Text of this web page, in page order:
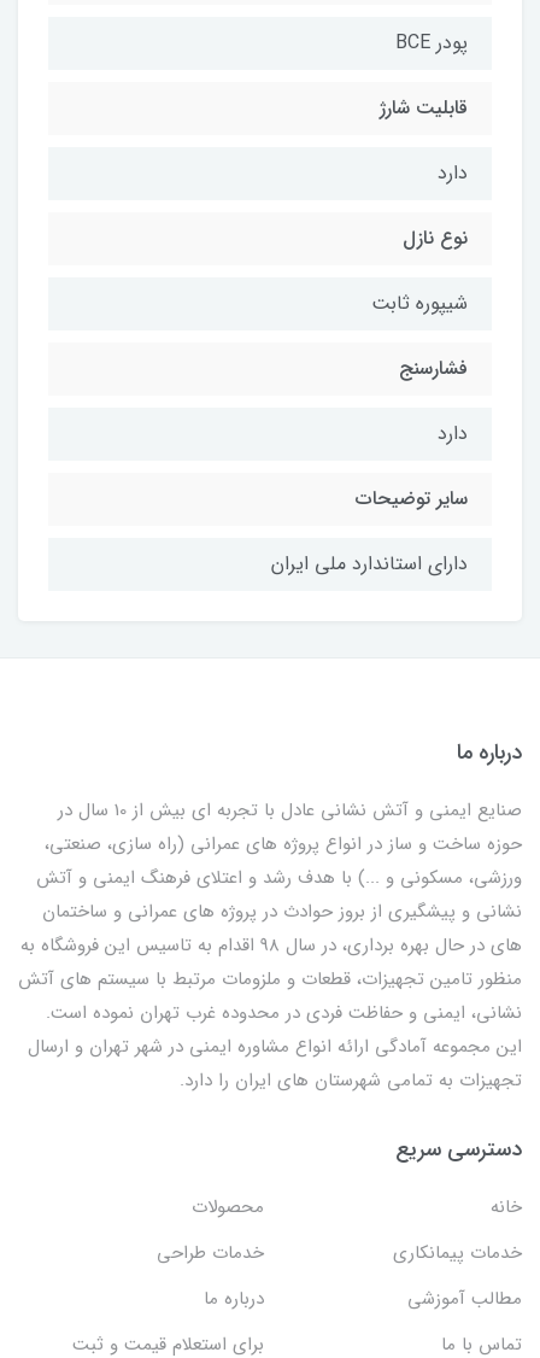
پودر BCE
قابلیت شارژ
دارد
نوع نازل
شیپوره ثابت
فشارسنج
دارد
سایر توضیحات
دارای استاندارد ملی ایران
درباره ما
صنایع ایمنی و آتش نشانی عادل با تجربه ای بیش از 10 سال در
حوزه ساخت و ساز در انواع پروژه های عمرانی (راه سازی، صنعتی،
ورزشی، مسکونی و ...) با هدف رشد و اعتلای فرهنگ ایمنی و آتش
نشانی و پیشگیری از بروز حوادث در پروژه های عمرانی و ساختمان
های در حال بهره برداری، در سال 98 اقدام به تاسیس این فروشگاه به
منظور تامین تجهیزات، قطعات و ملزومات مرتبط با سیستم های آتش
نشانی، ایمنی و حفاظت فردی در محدوده غرب تهران نموده است.
این مجموعه آمادگی ارائه انواع مشاوره ایمنی در شهر تهران و ارسال
تجهیزات به تمامی شهرستان های ایران را دارد.
دسترسی سریع
خانه
محصولات
خدمات پیمانکاری
خدمات طراحی
مطالب آموزشی
درباره ما
تماس با ما
برای استعلام قیمت و ثبت